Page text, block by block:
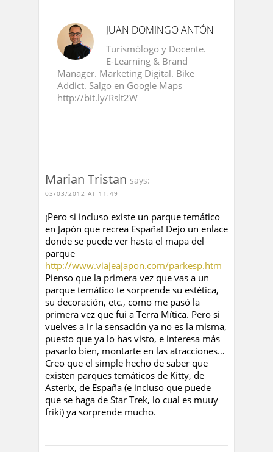
JUAN DOMINGO ANTÓN
Turismólogo y Docente.
E-Learning & Brand
Manager. Marketing Digital. Bike
Addict. Salgo en Google Maps
http://bit.ly/Rslt2W
Marian Tristan says:
03/03/2012 AT 11:49
¡Pero si incluso existe un parque temático
en Japón que recrea España! Dejo un enlace
donde se puede ver hasta el mapa del
parque
http://www.viajeajapon.com/parkesp.htm
Pienso que la primera vez que vas a un
parque temático te sorprende su estética,
su decoración, etc., como me pasó la
primera vez que fui a Terra Mítica. Pero si
vuelves a ir la sensación ya no es la misma,
puesto que ya lo has visto, e interesa más
pasarlo bien, montarte en las atracciones…
Creo que el simple hecho de saber que
existen parques temáticos de Kitty, de
Asterix, de España (e incluso que puede
que se haga de Star Trek, lo cual es muuy
friki) ya sorprende mucho.